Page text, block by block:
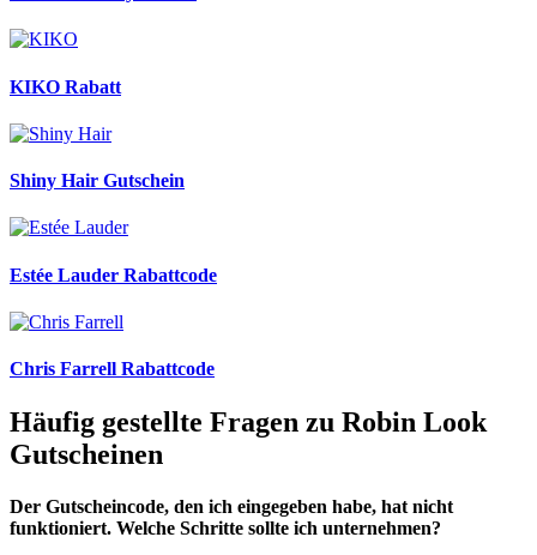
KIKO Rabatt
Shiny Hair Gutschein
Estée Lauder Rabattcode
Chris Farrell Rabattcode
Häufig gestellte Fragen zu Robin Look
Gutscheinen
Der Gutscheincode, den ich eingegeben habe, hat nicht
funktioniert. Welche Schritte sollte ich unternehmen?